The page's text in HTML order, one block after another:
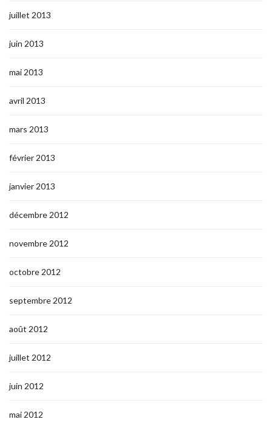
juillet 2013
juin 2013
mai 2013
avril 2013
mars 2013
février 2013
janvier 2013
décembre 2012
novembre 2012
octobre 2012
septembre 2012
août 2012
juillet 2012
juin 2012
mai 2012